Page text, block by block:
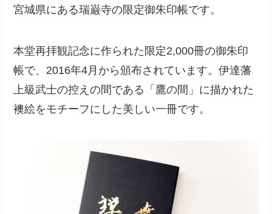
宮城県にある瑞巌寺の限定御朱印帳です。
本堂再拝観記念に作られた限定2,000冊の御朱印
帳で、2016年4月から頒布されています。伊達藩
上級武士の控えの間である「鷹の間」に描かれた
襖絵をモチーフにした美しい一冊です。